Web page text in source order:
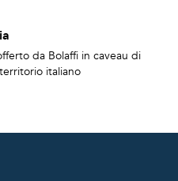
da Bolaffi in caveau di
italiano